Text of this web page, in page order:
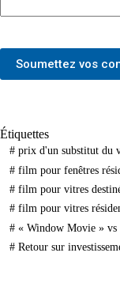
Soumettez vos
Étiquettes
#prix d'un substitut du
#film pour fenêtres
#film pour vitres
#film pour vitres
#« Window Movie » vs
#Retour sur